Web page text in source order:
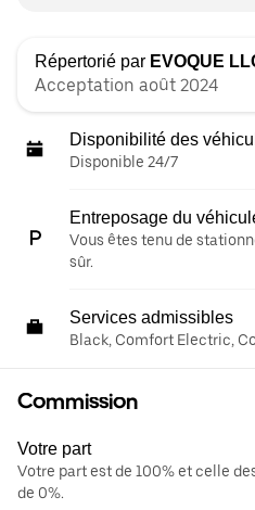
Répertorié par EVOQUE
Acceptation août 2024
Disponibilité des
Disponible 24/7
Entreposage du
Vous êtes tenu de
sûr.
Services admissibles
Black, Comfort Electric,
Commission
Votre part
Votre part est de 100% et celle
de 0%.